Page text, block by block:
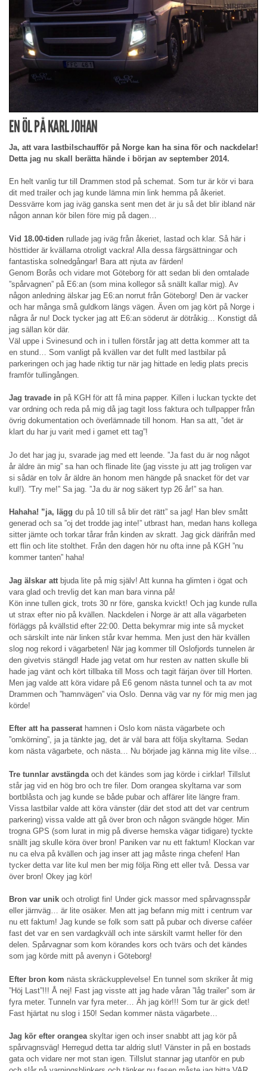
EN ÖL PÅ KARL JOHAN
Ja, att vara lastbilschaufför på Norge kan ha sina för och nackdelar!
Detta jag nu skall berätta hände i början av september 2014.
En helt vanlig tur till Drammen stod på schemat. Som tur är kör vi bara
dit med trailer och jag kunde lämna min link hemma på åkeriet.
Dessvärre kom jag iväg ganska sent men det är ju så det blir ibland när
någon annan kör bilen före mig på dagen…
Vid 18.00-tiden rullade jag iväg från åkeriet, lastad och klar. Så här i
hösttider är kvällarna otroligt vackra! Alla dessa färgsättningar och
fantastiska solnedgångar! Bara att njuta av färden!
Genom Borås och vidare mot Göteborg för att sedan bli den omtalade
”spårvagnen” på E6:an (som mina kollegor så snällt kallar mig). Av
någon anledning älskar jag E6:an norrut från Göteborg! Den är vacker
och har många små guldkorn längs vägen. Även om jag kört på Norge i
några år nu! Dock tycker jag att E6:an söderut är dötråkig… Konstigt då
jag sällan kör där.
Väl uppe i Svinesund och in i tullen förstår jag att detta kommer att ta
en stund… Som vanligt på kvällen var det fullt med lastbilar på
parkeringen och jag hade riktig tur när jag hittade en ledig plats precis
framför tullingången.
Jag travade in på KGH för att få mina papper. Killen i luckan tyckte det
var ordning och reda på mig då jag tagit loss faktura och tullpapper från
övrig dokumentation och överlämnade till honom. Han sa att, ”det är
klart du har ju varit med i gamet ett tag”!
Jo det har jag ju, svarade jag med ett leende. ”Ja fast du är nog något
år äldre än mig” sa han och flinade lite (jag visste ju att jag troligen var
si sådär en tolv år äldre än honom men hängde på snacket för det var
kul!). ”Try me!” Sa jag. ”Ja du är nog säkert typ 26 år!” sa han.
Hahaha! ”ja, lägg du på 10 till så blir det rätt” sa jag! Han blev smått
generad och sa ”oj det trodde jag inte!” utbrast han, medan hans kollega
sitter jämte och torkar tårar från kinden av skratt. Jag gick därifrån med
ett flin och lite stolthet. Från den dagen hör nu ofta inne på KGH ”nu
kommer tanten” haha!
Jag älskar att bjuda lite på mig själv! Att kunna ha glimten i ögat och
vara glad och trevlig det kan man bara vinna på!
Kön inne tullen gick, trots 30 nr före, ganska kvickt! Och jag kunde rulla
ut strax efter nio på kvällen. Nackdelen i Norge är att alla vägarbeten
förläggs på kvällstid efter 22:00. Detta bekymrar mig inte så mycket
och särskilt inte när linken står kvar hemma. Men just den här kvällen
slog nog rekord i vägarbeten! När jag kommer till Oslofjords tunnelen är
den givetvis stängd! Hade jag vetat om hur resten av natten skulle bli
hade jag vänt och kört tillbaka till Moss och tagit färjan över till Horten.
Men jag valde att köra vidare på E6 genom nästa tunnel och ta av mot
Drammen och ”hamnvägen” via Oslo. Denna väg var ny för mig men jag
körde!
Efter att ha passerathamnen i Oslo kom nästa vägarbete och
”omkörning”, ja ja tänkte jag, det är väl bara att följa skyltarna. Sedan
kom nästa vägarbete, och nästa… Nu började jag känna mig lite vilse…
Tre tunnlar avstängda och det kändes som jag körde i cirklar! Tillslut
står jag vid en hög bro och tre filer. Dom orangea skyltarna var som
bortblåsta och jag kunde se både pubar och affärer lite längre fram.
Vissa lastbilar valde att köra vänster (där det stod att det var centrum
parkering) vissa valde att gå över bron och någon svängde höger. Min
trogna GPS (som lurat in mig på diverse hemska vägar tidigare) tyckte
snällt jag skulle köra över bron! Paniken var nu ett faktum! Klockan var
nu ca elva på kvällen och jag inser att jag måste ringa chefen! Han
tycker detta var lite kul men ber mig följa Ring ett eller två. Dessa var
över bron! Okey jag kör!
Bron var unik och otroligt fin! Under gick massor med spårvagnsspår
eller järnväg… är lite osäker. Men att jag befann mig mitt i centrum var
nu ett faktum! Jag kunde se folk som satt på pubar och diverse caféer
fast det var en sen vardagkväll och inte särskilt varmt heller för den
delen. Spårvagnar som kom körandes kors och tvärs och det kändes
som jag körde mitt på avenyn i Göteborg!
Efter bron kom nästa skräckupplevelse! En tunnel som skriker åt mig
”Höj Last”!!! Å nej! Fast jag visste att jag hade våran ”låg trailer” som är
fyra meter. Tunneln var fyra meter… Äh jag kör!!! Som tur är gick det!
Fast hjärtat nu slog i 150! Sedan kommer nästa vägarbete…
Jag kör efter orangeaskyltar igen och inser snabbt att jag kör på
spårvagnsväg! Herregud detta tar aldrig slut! Vänster in på en bostads
gata och vidare ner mot stan igen. Tillslut stannar jag utanför en pub